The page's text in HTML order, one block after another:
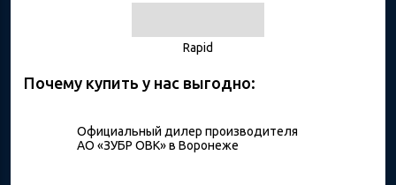
Rapid
Почему купить у нас выгодно:
Официальный дилер производителя
АО «ЗУБР ОВК» в Воронеже